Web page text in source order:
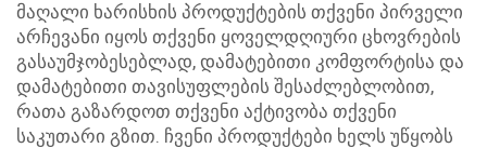
მაღალი ხარისხის პროდუქტების თქვენი პირველი
არჩევანი იყოს თქვენი ყოველდღიური ცხოვრების
გასაუმჯობესებლად, დამატებითი კომფორტისა და
დამატებითი თავისუფლების შესაძლებლობით,
რათა გაზარდოთ თქვენი აქტივობა თქვენი
საკუთარი გზით. ჩვენი პროდუქტები ხელს უწყობს